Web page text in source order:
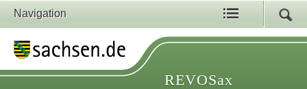
Navigation
REVOSax